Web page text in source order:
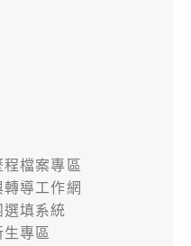
檔案專區
導工作網
選填系統
生專區